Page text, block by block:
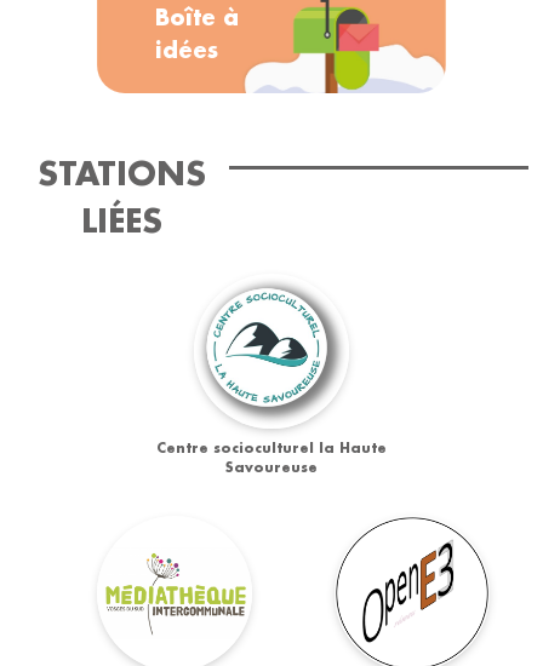
Boîte à
idées
STATIONS
LIÉES
Centre socioculturel la Haute
Savoureuse